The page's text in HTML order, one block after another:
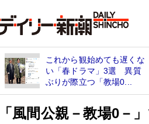
これから観始めても遅くな
い「春ドラマ」3選 異質
ぶりが際立つ「教場0...
「風間公親－教場0－